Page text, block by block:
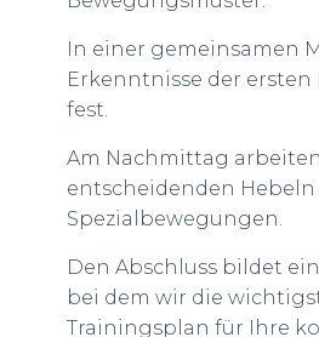
In einer gemeinsamen
Erkenntnisse der
fest.
Am Nachmittag
entscheidenden Hebeln
Spezialbewegungen.
Den Abschluss bildet
bei dem wir die
Trainingsplan für Ihre